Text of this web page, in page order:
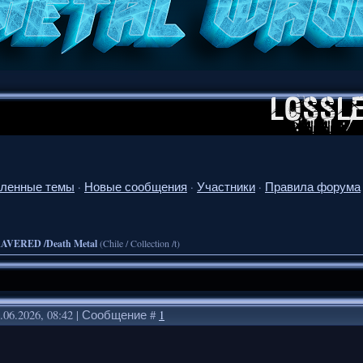
темы · Новые сообщения · Участники · Правила форума
/Death Metal(Chile / Collection /t)
08:42 | Сообщение # 1